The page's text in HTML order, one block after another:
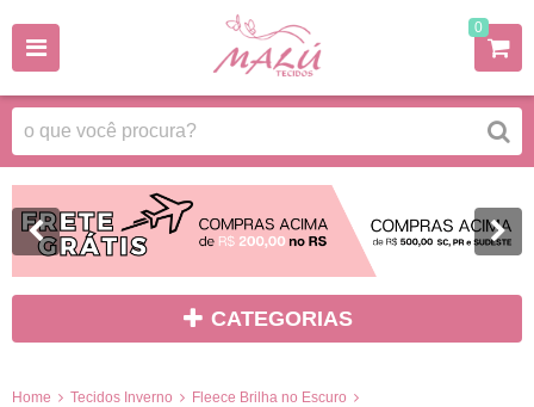
0
CATEGORIAS
Home Tecidos Inverno
Fleece Brilha no Escuro